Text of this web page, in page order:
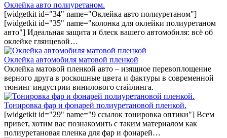
Оклейка авто полиуретаном.
[widgetkit id="34" name="Оклейка авто полиуретаном"]
[widgetkit id="35" name="колонка для оклейки полиуретаном
авто"] Идеальная защита и блеск вашего автомобиля: всё об
оклейке глянцевой…
Оклейка автомобиля матовой пленкой
Оклейка матовой пленкой авто – изящное перевоплощение
верного друга в роскошные цвета и фактуры в современной
тюнинг индустрии винилового стайлинга.
Тонировка фар и фонарей полиуретановой пленкой.
[widgetkit id="29" name="9 ссылок тонировка оптики"] Всем
привет, хотим вас познакомить с таким материалом как
полиуретановая пленка для фар и фонарей…